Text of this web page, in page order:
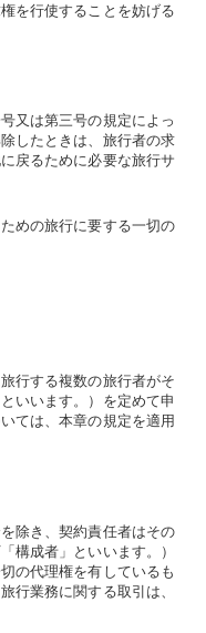
を行使することを妨げる
又は第三号の規定によっ
したときは、旅行者の求
戻るために必要な旅行サ
めの旅行に要する一切の
行する複数の旅行者がそ
いいます。）を定めて申
ては、本章の規定を適用
除き、契約責任者はその
構成者」といいます。）
の代理権を有しているも
行業務に関する取引は、